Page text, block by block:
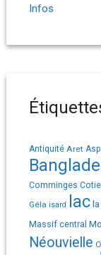
Infos
Antiquité Aret
Comminges
Géla isard lac
Massif central
Néouvielle